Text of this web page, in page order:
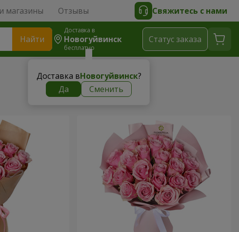
магазины Отзывы Свяжитесь с нами
Найти
Доставка в
Новогуйвинск
бесплатно
Доставка вНовогуйвинск?
Да
Сменить
Cтатус заказа